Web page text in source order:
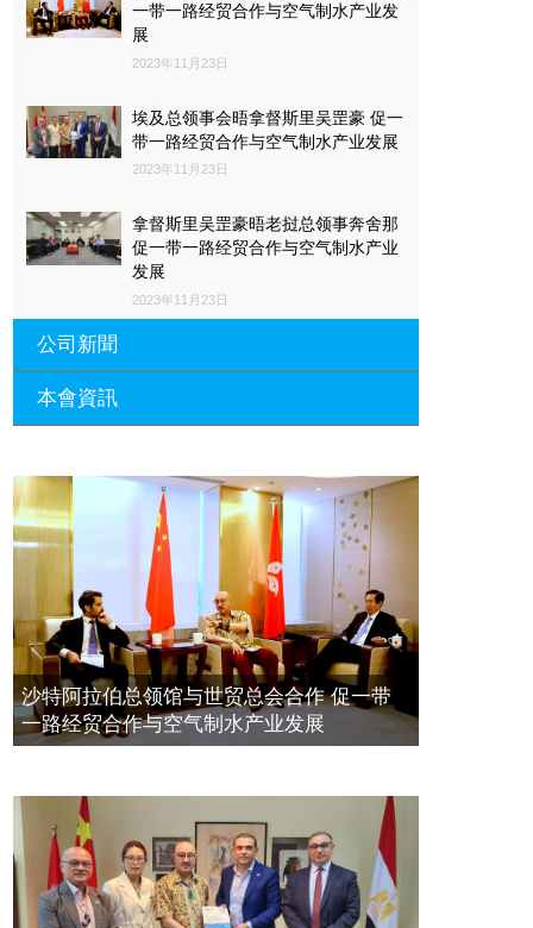
一带一路经贸合作与空气制水产业发
展
2023年11月23日
埃及总领事会晤拿督斯里吴罡豪 促一
带一路经贸合作与空气制水产业发展
2023年11月23日
拿督斯里吴罡豪晤老挝总领事奔舍那
促一带一路经贸合作与空气制水产业
发展
2023年11月23日
公司新聞
一带一路经贸合作与空气制水产业发
2023年11月23日
埃及总领事会晤拿督斯里吴罡豪 促一
带一路经贸合作与空气制水产业发展
2023年11月23日
拿督斯里吴罡豪晤土耳其总领事 促一
带一路经贸合作与空气制水产业发展
2023年11月23日
本會資訊
長瑚蒞臨 天泉鼎豐深圳總部及國際標
量波量子研究院
2021年12月10日
標量波光量子導入系統聯合國總部拿
督斯裏吳達鎔教授首發
2021年12月10日
空氣制水發明人吳達鎔出席聯合國環
境科政商管治聯盟會議
沙特阿拉伯总领馆与世贸总会合作 促一带
一路经贸合作与空气制水产业发展